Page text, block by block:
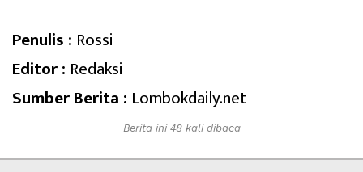
Penulis : Rossi
Editor : Redaksi
Sumber Berita : Lombokdaily.net
Berita ini 48 kali dibaca